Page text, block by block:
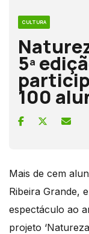
CULTURA
5ª
100
Mais de cem
Ribeira Grande,
espectáculo ao
projeto